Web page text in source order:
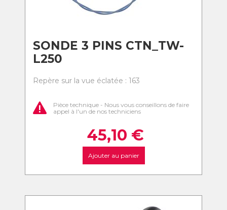
SONDE 3 PINS CTN_TW-
L250
Repère sur la vue éclatée : 163
Pièce technique - Nous vous conseillons de faire
appel à l'un de nos techniciens
45,10 €
Ajouter au panier